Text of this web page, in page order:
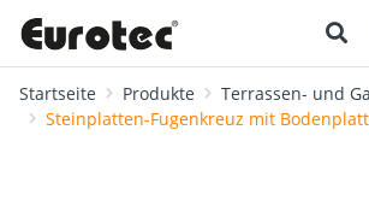
Startseite Produkte
Terrassen- und
Steinplatten-Fugenkreuz mit